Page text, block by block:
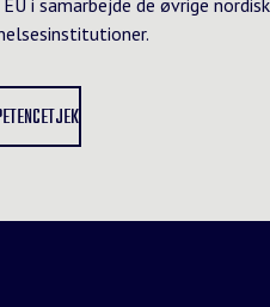
i samarbejde de øvrige